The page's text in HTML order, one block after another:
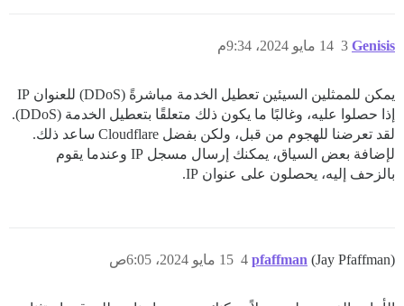
Genisis 14 مايو 2024، 9:34م 3
يمكن للممثلين السيئين تعطيل الخدمة مباشرةً (DDoS) للعنوان IP
إذا حصلوا عليه، وغالبًا ما يكون ذلك متعلقًا بتعطيل الخدمة (DDoS).
لقد تعرضنا للهجوم من قبل، ولكن بفضل Cloudflare ساعد ذلك.
لإضافة بعض السياق، يمكنك إرسال مسجل IP وعندما يقوم
بالزحف إليه، يحصلون على عنوان IP.
pfaffman (Jay Pfaffman) 15 مايو 2024، 6:05ص 4